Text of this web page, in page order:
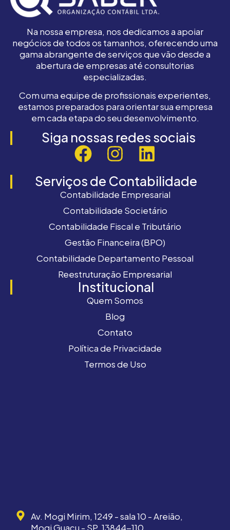
Na nossa empresa, nos dedicamos a apoiar
negócios de todos os tamanhos, oferecendo uma
gama abrangente de serviços que vão desde a
abertura de empresas até consultorias
especializadas.
Com uma equipe de profissionais experientes,
estamos preparados para orientar sua empresa
em cada etapa do seu desenvolvimento.
Siga nossas redes sociais
Serviços de Contabilidade
Contabilidade Empresarial
Contabilidade Societário
Contabilidade Fiscal e Tributário
Gestão Financeira (BPO)
Contabilidade Departamento Pessoal
Reestruturação Empresarial
Institucional
Quem Somos
Blog
Contato
Política de Privacidade
Termos de Uso
Av. Mogi Mirim, 1249 - sala 10 - Areião,
Mogi Guaçu - SP, 13844-110